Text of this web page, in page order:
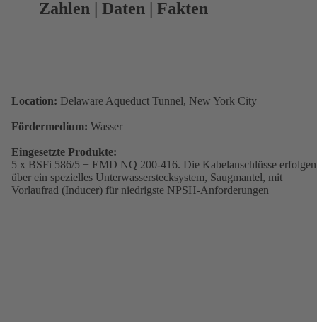
Zahlen | Daten | Fakten
Location: Delaware Aqueduct Tunnel, New York City
Fördermedium: Wasser
Eingesetzte Produkte:
5 x BSFi 586/5 + EMD NQ 200-416. Die Kabelanschlüsse erfolgen
über ein spezielles Unterwasserstecksystem, Saugmantel, mit
Vorlaufrad (Inducer) für niedrigste NPSH-Anforderungen